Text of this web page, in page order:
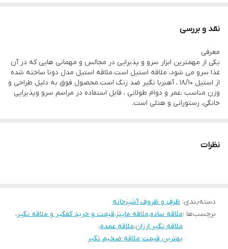
۲۰۰ گرم
استیل
جنس بدنه
استیل جنس:استیل آهن ربا نگیر و ضد زنگ و رنگ ثابت
نقد و بررسی
معرفی
یکی از مهمترین ابزار سرو و پذیرایی در مجالس و مهمانی هایی که در آن
غذا سرو می شود، ملاقه استیل است.ملاقه استیل مدل دونا ساخته شده
از استیل 18/10 ، آهنربا نگیر ضد زنگ است.محصول فوق به دلیل طراحی و
وزن مناسب ،عمر و دوام طولانی ، قابل استفاده در مراسم سرو وپذیرایی
خانگی، رستورانی و هتلی است.
نظرات
دسته‌بندی: ظرف و ظروف آشپزخانه
برچسب‌ها :ملاقه ساده،ملاقه ماینز،قیمت و خرید کفگیر و ملاقه نگیر،
ملاقه نگیر ارزان،ملاقه عمده،
بهترین قیمت ملاقه ضخیم نگیر